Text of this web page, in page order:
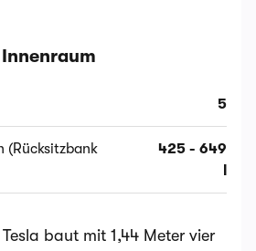
5
(Rücksitzbank
425 - 649
baut mit 1,44 Meter vier